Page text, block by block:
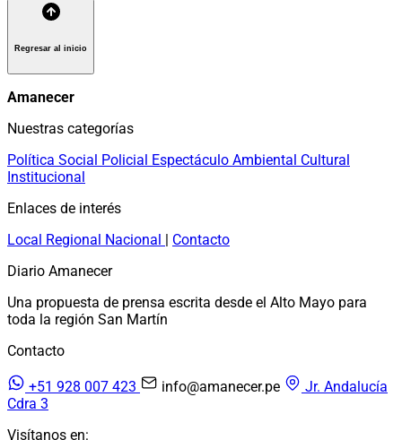
Regresar al inicio
Amanecer
Nuestras categorías
Política Social Policial Espectáculo Ambiental Cultural
Institucional
Enlaces de interés
Local Regional Nacional | Contacto
Diario Amanecer
Una propuesta de prensa escrita desde el Alto Mayo para
toda la región San Martín
Contacto
+51 928 007 423 info@amanecer.pe
Jr. Andalucía
Cdra 3
Visítanos en: